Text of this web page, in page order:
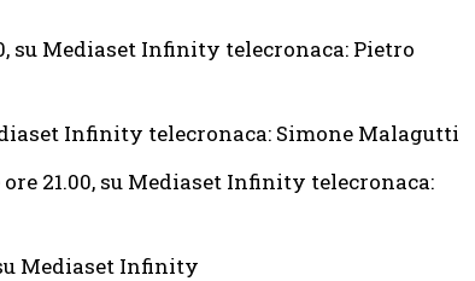
su Mediaset Infinity telecronaca: Pietro
Infinity telecronaca: Simone Malagutti
21.00, su Mediaset Infinity telecronaca:
Mediaset Infinity